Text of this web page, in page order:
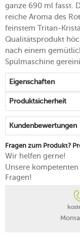
ganze 690 ml fasst.
reiche Aroma des
feinstem Tritan-
Qualitätsprodukt
nach einem
Spülmaschine
Eigenschaften
Produktsicherheit
Kundenbewertungen
Fragen zum Produkt?
Wir helfen gerne!
Unsere
Fragen!